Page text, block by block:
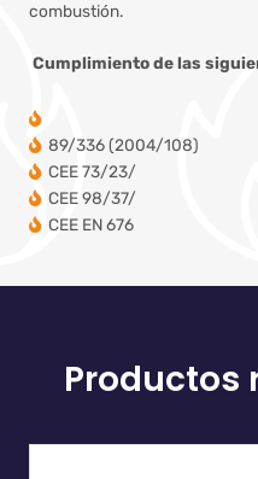
combustión.
Cumplimiento de las
89/336 (2004/108)
CEE 73/23/
CEE 98/37/
CEE EN 676
Productos